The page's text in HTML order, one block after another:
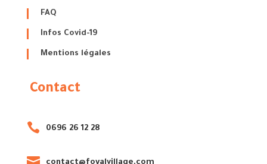
FAQ
Infos Covid-19
Mentions légales
Contact
 0696 26 12 28
